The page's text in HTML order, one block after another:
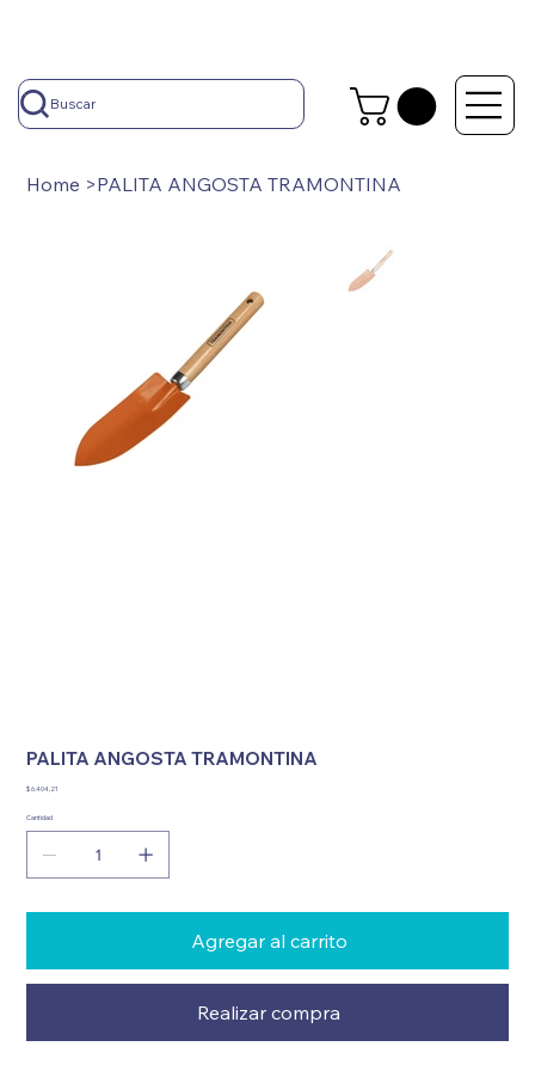
Buscar
Home >PALITA ANGOSTA TRAMONTINA
PALITA ANGOSTA TRAMONTINA
Precio
$ 6.404,21
Cantidad
Agregar al carrito
Realizar compra